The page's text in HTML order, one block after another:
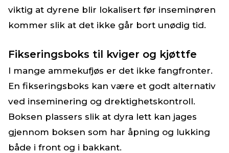
viktig at dyrene blir lokalisert før inseminøren
kommer slik at det ikke går bort unødig tid.
Fikseringsboks til kviger og kjøttfe
I mange ammekufjøs er det ikke fangfronter.
En fikseringsboks kan være et godt alternativ
ved inseminering og drektighetskontroll.
Boksen plassers slik at dyra lett kan jages
gjennom boksen som har åpning og lukking
både i front og i bakkant.